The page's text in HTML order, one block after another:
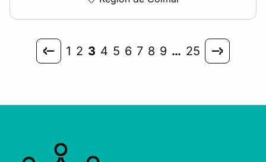
1 2 3 4 5 6 7 8 9 … 25